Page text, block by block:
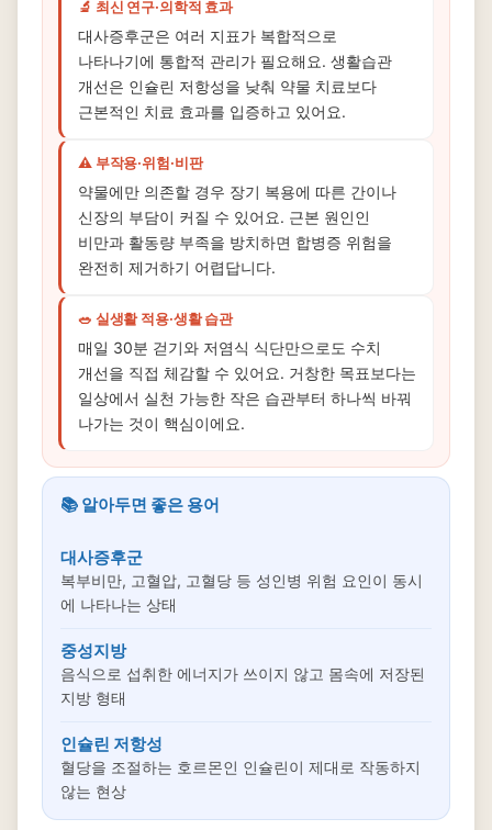
🔬 최신 연구·의학적 효과
대사증후군은 여러 지표가 복합적으로
나타나기에 통합적 관리가 필요해요. 생활습관
개선은 인슐린 저항성을 낮춰 약물 치료보다
근본적인 치료 효과를 입증하고 있어요.
⚠️ 부작용·위험·비판
약물에만 의존할 경우 장기 복용에 따른 간이나
신장의 부담이 커질 수 있어요. 근본 원인인
비만과 활동량 부족을 방치하면 합병증 위험을
완전히 제거하기 어렵답니다.
🥗 실생활 적용·생활 습관
매일 30분 걷기와 저염식 식단만으로도 수치
개선을 직접 체감할 수 있어요. 거창한 목표보다는
일상에서 실천 가능한 작은 습관부터 하나씩 바꿔
나가는 것이 핵심이에요.
📚 알아두면 좋은 용어
대사증후군
복부비만, 고혈압, 고혈당 등 성인병 위험 요인이 동시
에 나타나는 상태
중성지방
음식으로 섭취한 에너지가 쓰이지 않고 몸속에 저장된
지방 형태
인슐린 저항성
혈당을 조절하는 호르몬인 인슐린이 제대로 작동하지
않는 현상